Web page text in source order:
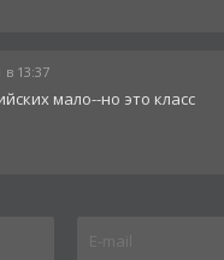
в 13:37
мало--но это класс